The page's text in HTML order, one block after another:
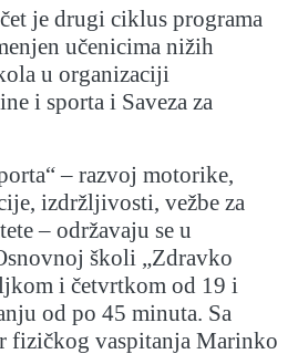
je drugi ciklus programa
učenicima nižih
u organizaciji
i sporta i Saveza za
– razvoj motorike,
izdržljivosti, vežbe za
– održavaju se u
školi „Zdravko
i četvrtkom od 19 i
od po 45 minuta. Sa
fizičkog vaspitanja Marinko